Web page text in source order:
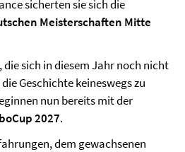
sicherten sie sich die
Meisterschaften Mitte
die sich in diesem Jahr noch nicht
Geschichte keineswegs zu
nun bereits mit der
2027.
dem gewachsenen